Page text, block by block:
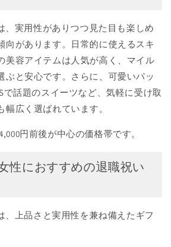
、実用性がありつつ見た目も楽しめ
向があります。日常的に使えるスキ
美容アイテムは人気が高く、マイル
ぶと安心です。さらに、可愛いパッ
で話題のスイーツなど、気軽に受け取
広く選ばれています。
円前後が中心の価格帯です。
性におすすめの退職祝い
、上品さと実用性を兼ね備えたギフ